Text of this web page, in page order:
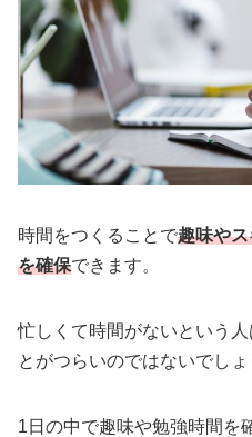
時間をつくることで趣味や
を確保できます。
忙しくて時間がないという
とがつらいのではないでしょ
1日の中で趣味や勉強時間を